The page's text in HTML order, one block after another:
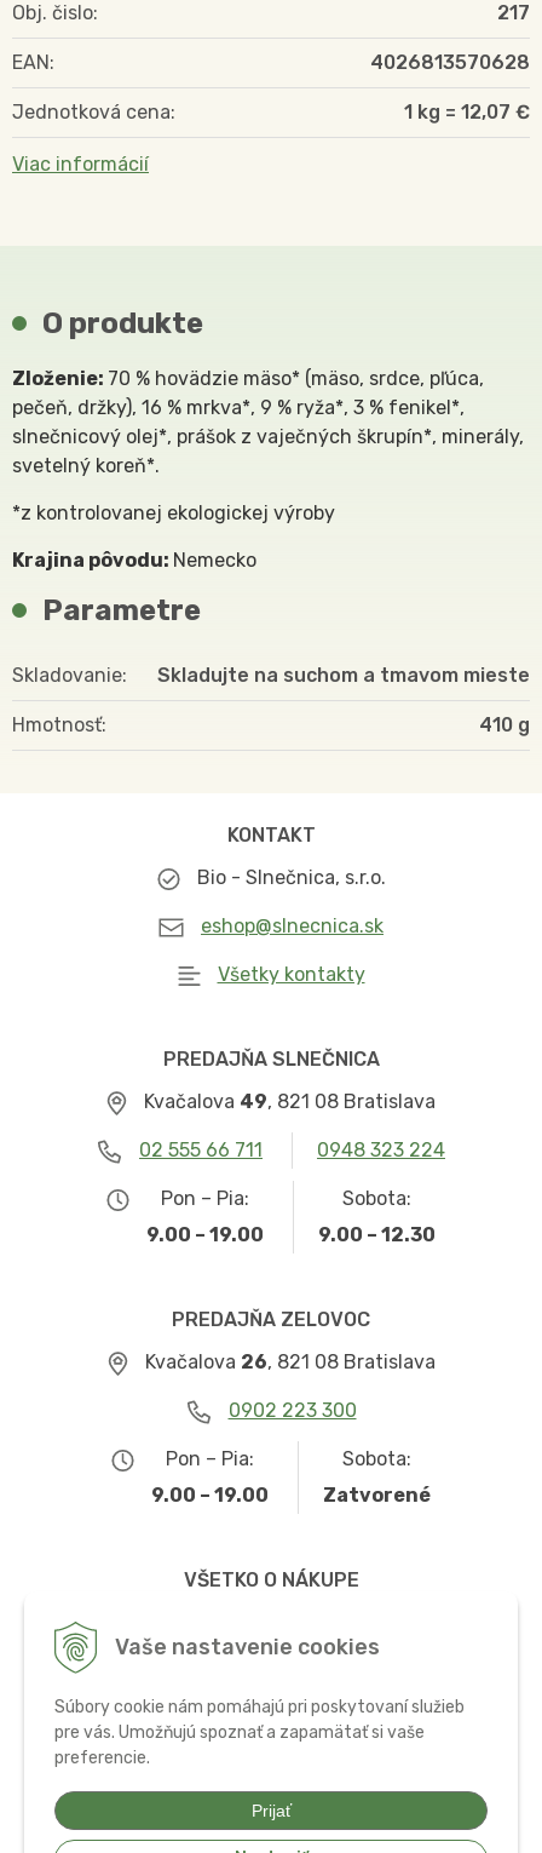
Vaše nastavenie cookies
Súbory cookie nám pomáhajú pri poskytovaní služieb
pre vás. Umožňujú spoznať a zapamätať si vaše
preferencie.
Prijať
Obj. čislo: 217
EAN: 4026813570628
Jednotková cena: 1 kg = 12,07 €
Viac informácií
O produkte
Zloženie: 70 % hovädzie mäso* (mäso, srdce, pľúca,
pečeň, držky), 16 % mrkva*, 9 % ryža*, 3 % fenikel*,
slnečnicový olej*, prášok z vaječných škrupín*, minerály,
svetelný koreň*.
*z kontrolovanej ekologickej výroby
Krajina pôvodu: Nemecko
Parametre
Skladovanie Skladujte na suchom a tmavom mieste
Hmotnosť 410
KONTAKT
Bio - Slnečnica, s.r.o.
eshop@slnecnica.sk
Všetky kontakty
PREDAJŇA SLNEČNICA
Kvačalova 49, 821 08 Bratislava
02 555 66 711 0948 323 224
Pon – Pia:
9.00 – 19.00
Sobota:
9.00 – 12.30
PREDAJŇA ZELOVOC
Kvačalova 26, 821 08 Bratislava
0902 223 300
Pon – Pia:
9.00 – 19.00
Sobota:
Zatvorené
VŠETKO O NÁKUPE
Ochrana osobných údajov